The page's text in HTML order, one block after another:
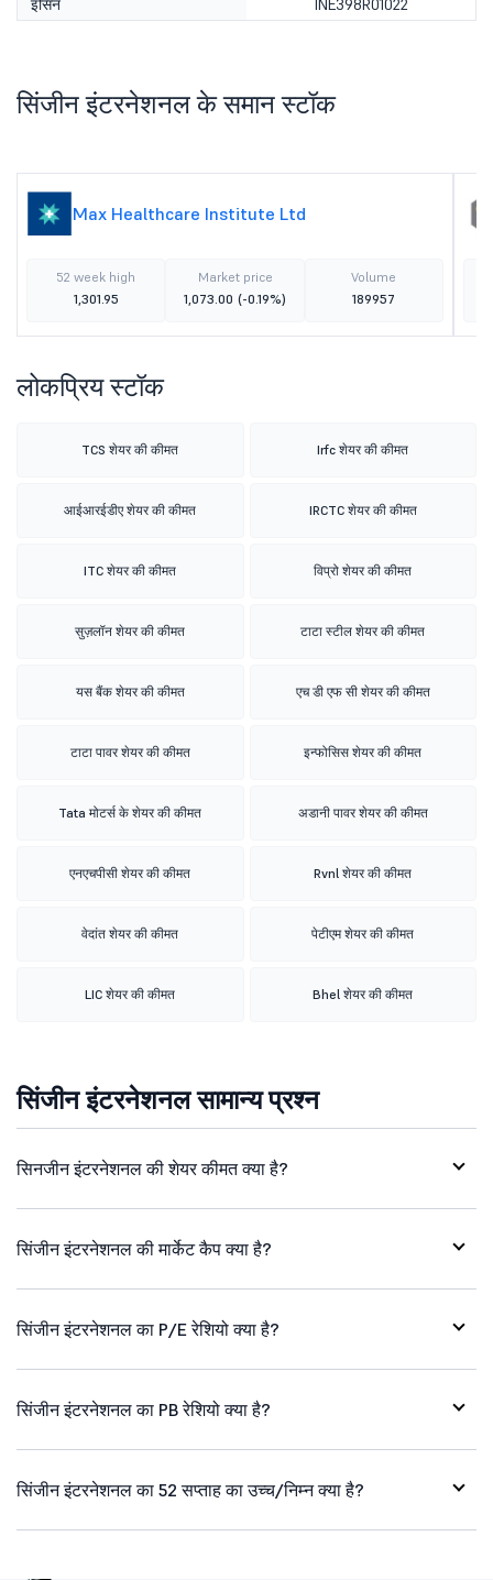
इसिन INE398R01022
सिंजीन इंटरनेशनल के समान स्टॉक
Max Healthcare Institute Ltd
52 week high
1,301.95
Market price
1,073.00 (-0.19%)
Volume
189957
लोकप्रिय स्टॉक
TCS शेयर की कीमत Irfc शेयर की कीमत
आईआरईडीए शेयर की कीमत IRCTC शेयर की कीमत
ITC शेयर की कीमत विप्रो शेयर की कीमत
सुज़लॉन शेयर की कीमत टाटा स्टील शेयर की कीमत
यस बैंक शेयर की कीमत एच डी एफ सी शेयर की कीमत
टाटा पावर शेयर की कीमत इन्फोसिस शेयर की कीमत
Tata मोटर्स के शेयर की कीमत अडानी पावर शेयर की कीमत
एनएचपीसी शेयर की कीमत Rvnl शेयर की कीमत
वेदांत शेयर की कीमत पेटीएम शेयर की कीमत
LIC शेयर की कीमत Bhel शेयर की कीमत
सिंजीन इंटरनेशनल सामान्य प्रश्न
सिनजीन इंटरनेशनल की शेयर कीमत क्या है?
सिंजीन इंटरनेशनल की मार्केट कैप क्या है?
सिंजीन इंटरनेशनल का P/E रेशियो क्या है?
सिंजीन इंटरनेशनल का PB रेशियो क्या है?
सिंजीन इंटरनेशनल का 52 सप्ताह का उच्च/निम्न क्या है?